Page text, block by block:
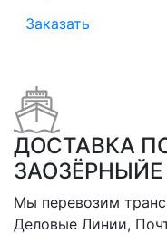
Заказать
ДОСТАВКА
ЗАОЗЁРНЫЙЕ
Мы перевозим
Деловые Линии,